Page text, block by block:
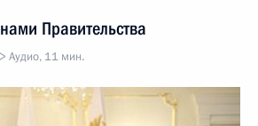
Правительства
Аудио, 11 мин.